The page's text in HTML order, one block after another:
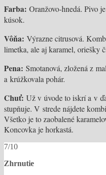
Farba: Oranžovo-hnedá. Pivo
kúsok.
Vôňa: Výrazne citrusová.
limetka, ale aj karamel, oriešky
Pena: Smotanová, zložená z
a krúžkovala pohár.
Chuť: Už v úvode to iskrí a v
stupňuje. V strede nájdete
Všetko je to zaobalené
Koncovka je horkastá.
7/10
Zhrnutie